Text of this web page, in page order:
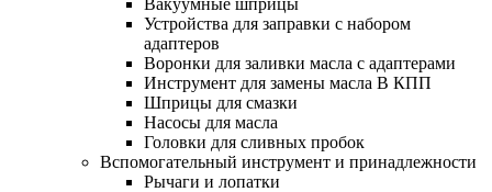
Вакуумные шприцы
Устройства для заправки с набором
адаптеров
Воронки для заливки масла с адаптерами
Инструмент для замены масла В КПП
Шприцы для смазки
Насосы для масла
Головки для сливных пробок
Вспомогательный инструмент и принадлежности
Рычаги и лопатки